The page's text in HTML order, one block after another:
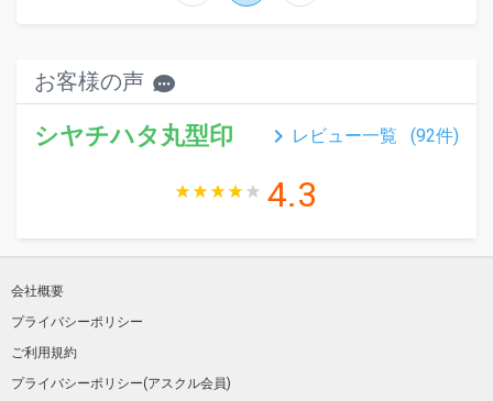
お客様の声
シヤチハタ丸型印 keyboard_arrow_right レビュー一覧 (92件)
4.3
会社概要
プライバシーポリシー
ご利用規約
プライバシーポリシー(アスクル会員)